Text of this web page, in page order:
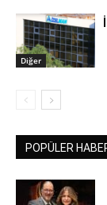
Diğer
POPÜLER